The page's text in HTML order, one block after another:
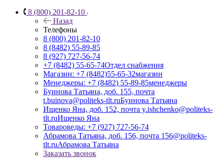
8 (800) 201-82-10
Назад
Телефоны
8 (800) 201-82-10
8 (8482) 55-89-85
8 (927) 727-56-74
+7 (8482) 55-65-74Отдел снабжения
Магазин: +7 (8482)55-65-32магазин
Менеджеры: +7 (8482) 55-89-85менеджеры
Буинова Татьяна, доб. 155, почта
t.buinova@politeks-tlt.ruБуинова Татьяна
Ищенко Яна, доб. 152, почта y.ishchenko@politeks-
tlt.ruИщенко Яна
Товароведы: +7 (927) 727-56-74
Абрамова Татьяна, доб. 156, почта 156@politeks-
tlt.ruАбрамова Татьяна
Заказать звонок